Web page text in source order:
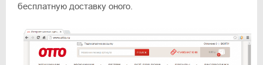
бесплатную доставку оного.